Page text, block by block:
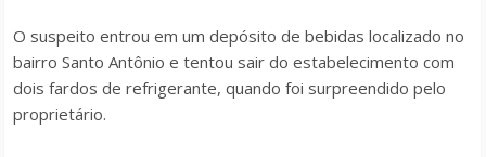
O suspeito entrou em um depósito de bebidas localizado no
bairro Santo Antônio e tentou sair do estabelecimento com
dois fardos de refrigerante, quando foi surpreendido pelo
proprietário.